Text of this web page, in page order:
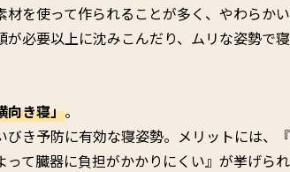
材を使って作られることが多く、やわらか
が必要以上に沈みこんだり、ムリな姿勢で
向き寝」。
びき予防に有効な寝姿勢。メリットには、
って臓器に負担がかかりにくい』が挙げられ